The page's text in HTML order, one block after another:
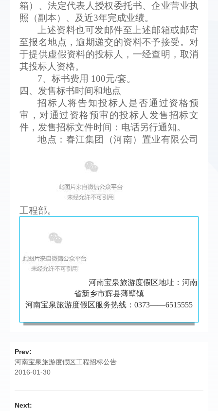
箱）、法定代表人授权委托书、企业营业执
照（副本）、及近3年完成业绩。
上述资料也可发邮件至上述邮箱或邮寄
至报名地点，逾期递交的资料不予接受。对
于提供虚假资料的投标人，一经查明，取消
其投标人资格。
7、标书费用 100元/套。
四、发售标书时间和地点
招标人将告知投标人是否通过资格预
审，对通过资格预审的投标人发售招标文
件，发售招标文件时间：电话另行通知。
地点：春江集团（河南）置业有限公司
工程部。
河南宝泉旅游度假区地址：河南
省新乡市辉县薄壁镇
河南宝泉旅游度假区服务热线：0373——6515555
Prev:
河南宝泉旅游度假区工程招标公告
2016-01-30
Next: